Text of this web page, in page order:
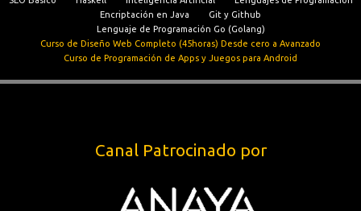
Encriptación en Java
Git y Github
Lenguaje de Programación Go (Golang)
Curso de Diseño Web Completo (45horas) Desde cero a Avanzado
Curso de Programación de Apps y Juegos para Android
Canal Patrocinado por